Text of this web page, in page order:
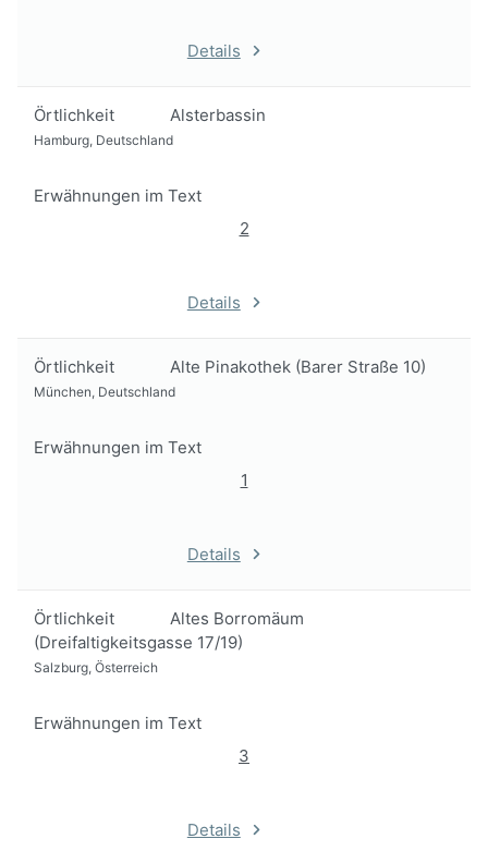
Details
Örtlichkeit Alsterbassin
Hamburg, Deutschland
Erwähnungen im Text
2
Details
Örtlichkeit Alte Pinakothek (Barer Straße 10)
München, Deutschland
Erwähnungen im Text
1
Details
Örtlichkeit
Altes Borromäum
(Dreifaltigkeitsgasse 17/19)
Salzburg, Österreich
Erwähnungen im Text
3
Details